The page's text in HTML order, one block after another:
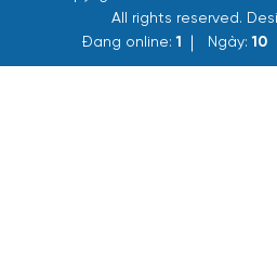
All rights reserved.
Đang online:1 Ngày:10